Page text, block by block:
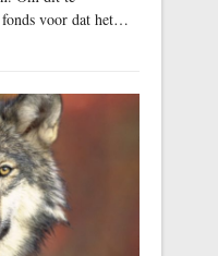
fonds voor dat het…